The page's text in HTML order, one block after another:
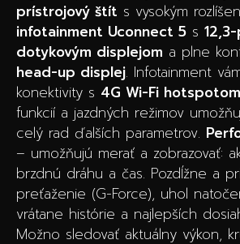
prístrojový štít s vysokým
infotainment Uconnect 5 s
dotykovým displejom a plne
head-up displej. Infotainment
konektivity s 4G Wi-Fi hotspotom
funkcií a jazdných režimov
celý rad ďalších parametrov.
– umožňujú merať a zobrazovať:
brzdnú dráhu a čas. Pozdĺžne a
preťaženie (G-Force), uhol
vrátane histórie a najlepších
Možno sledovať aktuálny výkon,